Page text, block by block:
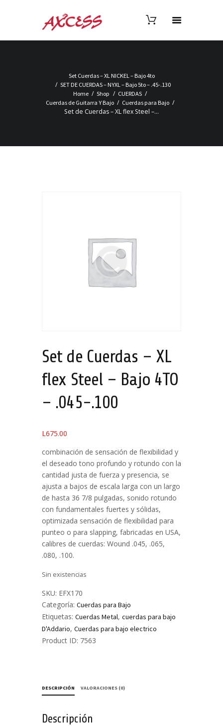
Set Cuerdas – XL NICKEL – Bajo 4to
SET DE CUERDAS – NYXL – Bajo 5to – .45-.130
Home
Shop
CUERDAS
Cuerdas de Guitarra Y Bajo
Cuerdas para Bajo
Set de Cuerdas – XL flex Steel –...
Set de Cuerdas – XL
flex Steel – Bajo 4TO
– .045-.100
L675.00
combinación de sensación de flexibilidad y
el deseado tono profundo y rotundo con la
cantidad justa de fuerza y presencia, se
ajusta a bajos de escala larga con un largo
de hasta 36 7/8 pulgadas, sonido rotundo
con fundamentales fuertes y sólidas,
optimizada sensación de flexibilidad para
punteo o para slapping, fabricadas en USA,
calibres de cuerdas: Wound .045, .065,
.080, .100.
Sin existencias
SKU: EFX170
Categoría: Cuerdas para Bajo
Etiquetas: Cuerdas Metal, cuerdas para bajo
D'Addario, Cuerdas para bajo electrico
Product ID: 7563
DESCRIPCIÓN VALORACIONES (0)
Descripción